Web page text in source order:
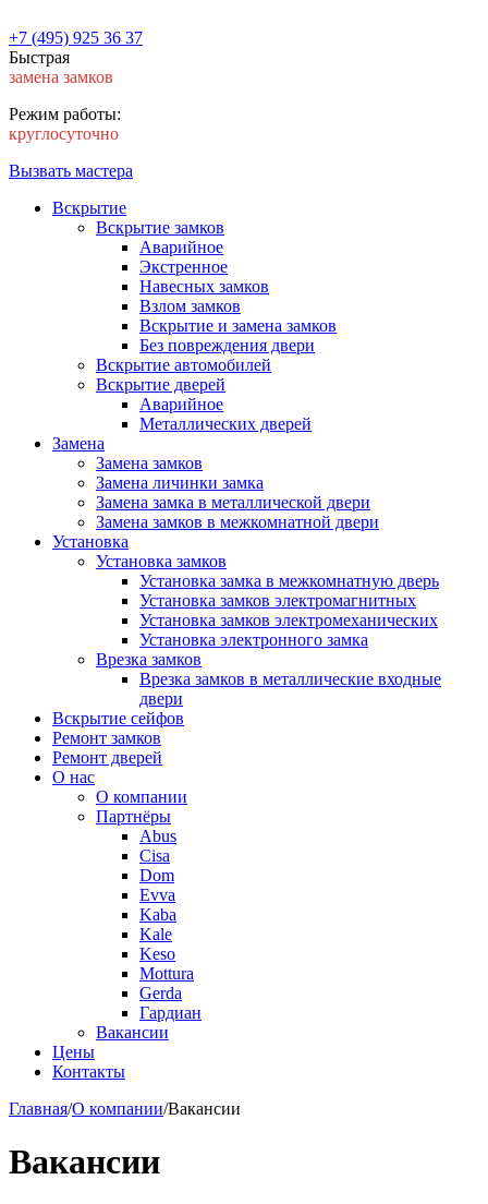
+7 (495) 925 36 37
Быстрая
замена замков
Режим работы:
круглосуточно
Вызвать мастера
Вскрытие
Вскрытие замков
Аварийное
Экстренное
Навесных замков
Взлом замков
Вскрытие и замена замков
Без повреждения двери
Вскрытие автомобилей
Вскрытие дверей
Аварийное
Металлических дверей
Замена
Замена замков
Замена личинки замка
Замена замка в металлической двери
Замена замков в межкомнатной двери
Установка
Установка замков
Установка замка в межкомнатную дверь
Установка замков электромагнитных
Установка замков электромеханических
Установка электронного замка
Врезка замков
Врезка замков в металлические входные
двери
Вскрытие сейфов
Ремонт замков
Ремонт дверей
О нас
О компании
Партнёры
Abus
Cisa
Dom
Evva
Kaba
Kale
Keso
Mottura
Gerda
Гардиан
Вакансии
Цены
Контакты
Главная/О компании/Вакансии
Вакансии